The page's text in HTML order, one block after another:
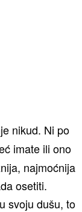
nikud. Ni po
imate ili ono
najmoćnija
osetiti.
svoju dušu, to